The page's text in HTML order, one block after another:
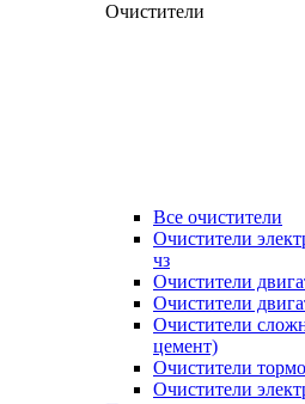
Очистители
Все очистители
Очистители
чз
Очистители
Очистители
Очистители
цемент)
Очистители
Очистители